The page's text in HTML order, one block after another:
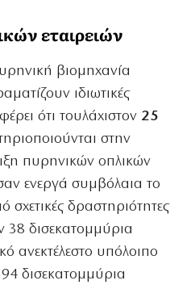
εταιρειών
βιομηχανία
ιδιωτικές
ότι τουλάχιστον 25
στην
πυρηνικών οπλικών
ενεργά συμβόλαια το
δραστηριότητες
38 δισεκατομμύρια
ανεκτέλεστο υπόλοιπο
δισεκατομμύρια